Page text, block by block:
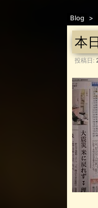
Blog >
本
投稿日: